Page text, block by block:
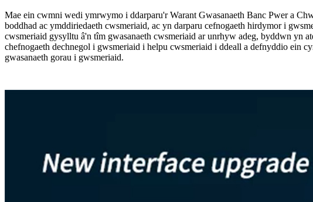
Mae ein cwmni wedi ymrwymo i ddarparu'r Warant Gwasanaeth Banc Pwer a
boddhad ac ymddiriedaeth cwsmeriaid, ac yn darparu cefnogaeth hirdymor i
cwsmeriaid gysylltu â'n tîm gwasanaeth cwsmeriaid ar unrhyw adeg, byddwn yn
chefnogaeth dechnegol i gwsmeriaid i helpu cwsmeriaid i ddeall a defnyddio ein
gwasanaeth gorau i gwsmeriaid.